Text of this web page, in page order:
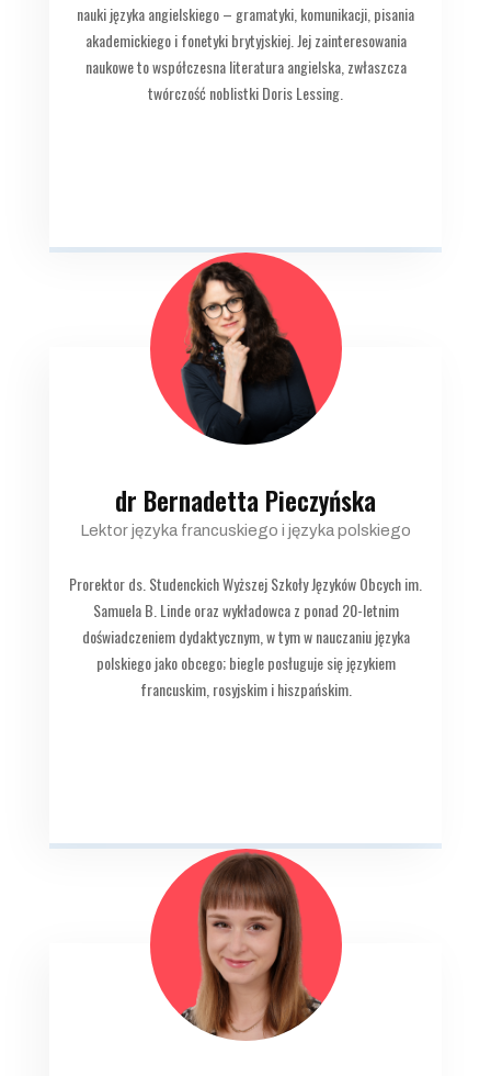
nauki języka angielskiego – gramatyki, komunikacji, pisania
akademickiego i fonetyki brytyjskiej. Jej zainteresowania
naukowe to współczesna literatura angielska, zwłaszcza
twórczość noblistki Doris Lessing.
dr Bernadetta Pieczyńska
Lektor języka francuskiego i języka polskiego
Prorektor ds. Studenckich Wyższej Szkoły Języków Obcych im.
Samuela B. Linde oraz wykładowca z ponad 20-letnim
doświadczeniem dydaktycznym, w tym w nauczaniu języka
polskiego jako obcego; biegle posługuje się językiem
francuskim, rosyjskim i hiszpańskim.